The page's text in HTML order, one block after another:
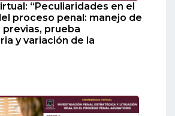
“Peculiaridades en el
proceso penal: manejo de
prueba
y variación de la